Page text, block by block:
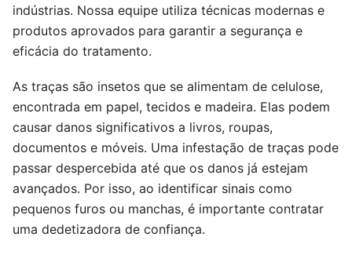
indústrias. Nossa equipe utiliza técnicas modernas e
produtos aprovados para garantir a segurança e
eficácia do tratamento.
As traças são insetos que se alimentam de celulose,
encontrada em papel, tecidos e madeira. Elas podem
causar danos significativos a livros, roupas,
documentos e móveis. Uma infestação de traças pode
passar despercebida até que os danos já estejam
avançados. Por isso, ao identificar sinais como
pequenos furos ou manchas, é importante contratar
uma dedetizadora de confiança.